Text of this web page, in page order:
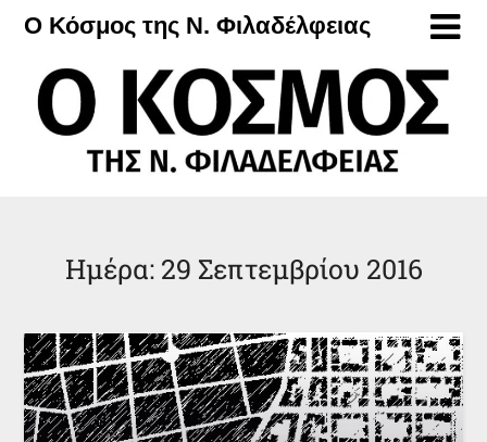
Μετάβαση
περιεχόμενο
Ο Κόσμος της Ν. Φιλαδέλφειας
Ημέρα: 29 Σεπτεμβρίου 2016